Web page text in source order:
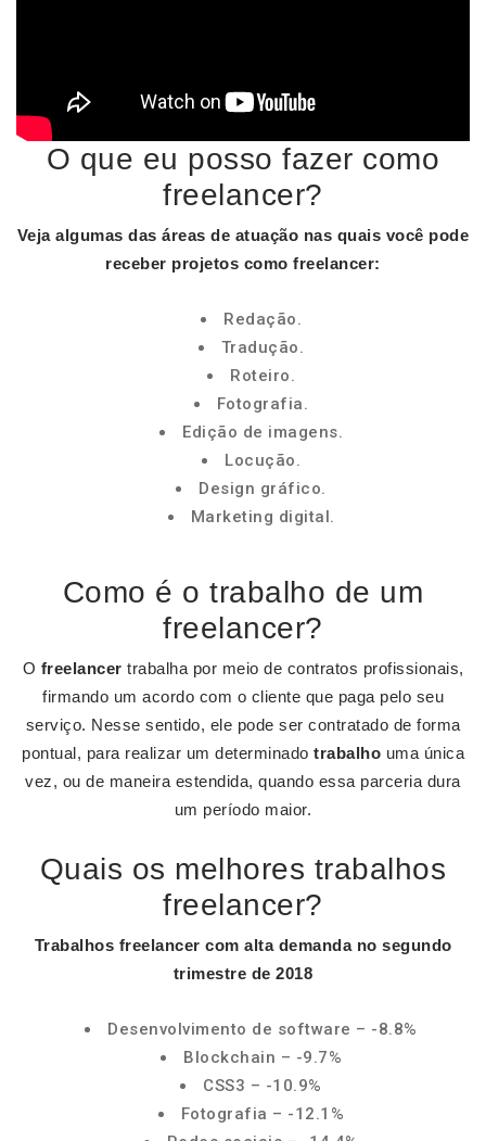
O que eu posso fazer como
freelancer?
Veja algumas das áreas de atuação nas quais você pode
receber projetos comofreelancer:
Redação.
Tradução.
Roteiro.
Fotografia.
Edição de imagens.
Locução.
Design gráfico.
Marketing digital.
Como é o trabalho de um
freelancer?
O freelancer trabalha por meio de contratos profissionais,
firmando um acordo com o cliente que paga pelo seu
serviço. Nesse sentido, ele pode ser contratado de forma
pontual, para realizar um determinado trabalho uma única
vez, ou de maneira estendida, quando essa parceria dura
um período maior.
Quais os melhores trabalhos
freelancer?
Trabalhos freelancer com alta demanda no segundo
trimestre de 2018
Desenvolvimento de software – -8.8%
Blockchain – -9.7%
CSS3 – -10.9%
Fotografia – -12.1%